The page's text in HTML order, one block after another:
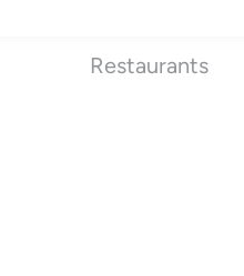
Restaurants